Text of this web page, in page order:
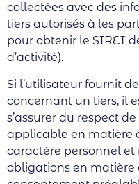
collectées avec des
tiers autorisés à les
pour obtenir le SIRET
d’activité).
Si l’utilisateur fournit
concernant un tiers, il
s’assurer du respect
applicable en matière
caractère personnel
obligations en matière